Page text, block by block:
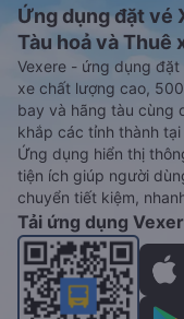
Ứng dụng đặt vé
Tàu hoả và Thuê
Vexere - ứng dụng
xe chất lượng cao,
bay và hãng tàu cùng
khắp các tỉnh thành tại
Ứng dụng hiển thị
tiện ích giúp người
chuyển tiết kiệm,
Tải ứng dụng